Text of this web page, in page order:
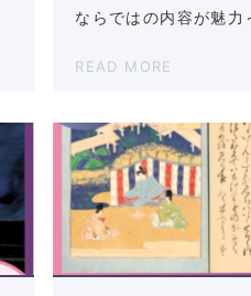
ならではの内容が魅力
READ MORE